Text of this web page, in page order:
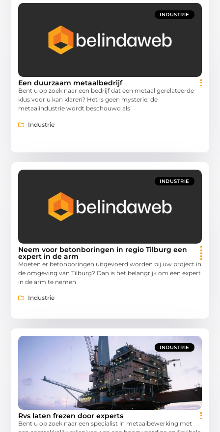
INDUSTRIE
Een duurzaam metaalbedrijf
Bent u op zoek naar een bedrijf dat een metaal gerelateerde
klus voor u kan klaren? Het is geen mysterie: de
metaalindustrie wordt beschouwd als
Industrie
INDUSTRIE
Neem voor betonboringen in regio Tilburg een
expert in de arm
Moeten er betonboringen uitgevoerd worden bij uw project in
de omgeving van Tilburg? Dan is het belangrijk om een expert
in de arm te nemen
Industrie
INDUSTRIE
Rvs laten frezen door experts
Bent u op zoek naar een specialist in metaalbewerking met